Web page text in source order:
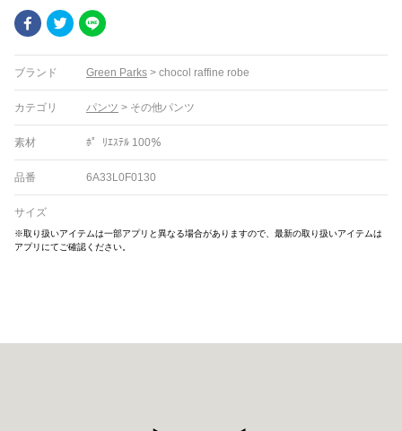
FacebookTwitter
ブランド Green Parks > chocol raffine robe
カテゴリ パンツ > その他パンツ
素材 ﾎ゜ﾘｴｽﾃﾙ 100％
品番 6A33L0F0130
サイズ
※取り扱いアイテムは一部アプリと異なる場合がありますので、最新の取り扱いアイテムは
アプリにてご確認ください。